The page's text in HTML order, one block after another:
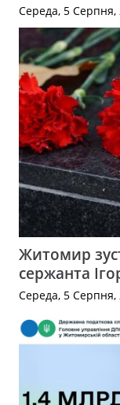
Середа, 5 Серпня,
Житомир
сержанта
Середа, 5 Серпня,